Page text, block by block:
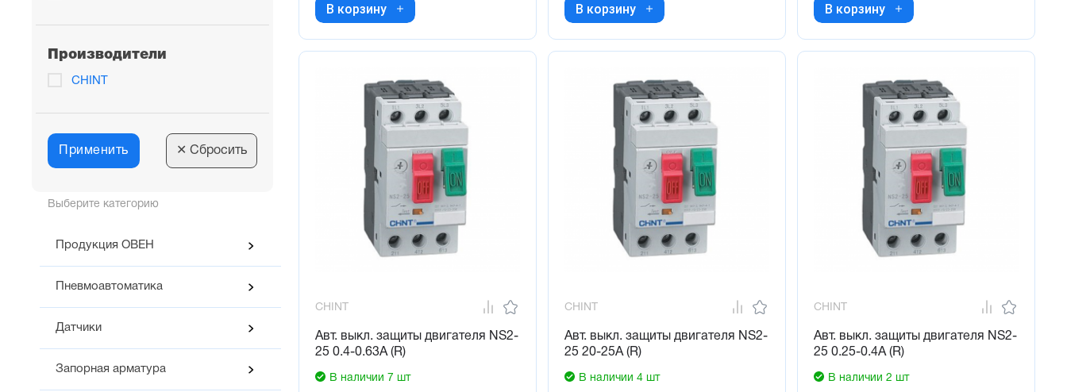
Выберите категорию
Продукция ОВЕН
Пневмоавтоматика
Датчики
Запорная арматура
25...40 (1)
30...40 (1)
37...50 (1)
4...6,3 (3)
56...80 (1)
9...14 (3)
Производители
CHINT
Применить ✕ Сбросить
В корзину В корзину В корзину
CHINT
Авт. выкл. защиты двигателя NS2-
25 0.4-0.63А (R)
В наличии 7 шт
CHINT
Авт. выкл. защиты двигателя NS2-
25 20-25А (R)
В наличии 4 шт
CHINT
Авт. выкл. защиты двигателя NS2-
25 0.25-0.4А (R)
В наличии 2 шт